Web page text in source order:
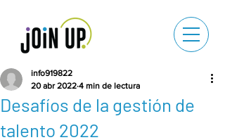
Desafíos de la gestión de
talento 2022
info919822
20 abr 2022 4 min de lectura